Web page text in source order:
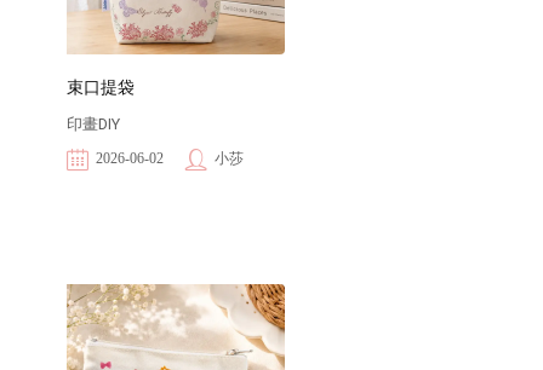
束口提袋
印畫DIY
2026-06-02 小莎